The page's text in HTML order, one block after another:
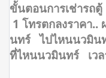
ขั้นตอนการเช่ารถตู้
1 โทรตกลงราคา..
นทร์ ไปไหนนวมิ
ที่ไหนนวมินทร์ เวล